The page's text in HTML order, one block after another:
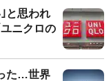
と思われ
ニクロの
た…世界